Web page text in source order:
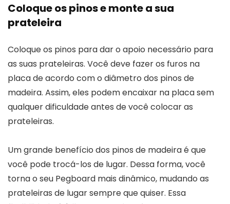
Coloque os pinos e monte a sua
prateleira
Coloque os pinos para dar o apoio necessário para
as suas prateleiras. Você deve fazer os furos na
placa de acordo com o diâmetro dos pinos de
madeira. Assim, eles podem encaixar na placa sem
qualquer dificuldade antes de você colocar as
prateleiras.
Um grande benefício dos pinos de madeira é que
você pode trocá-los de lugar. Dessa forma, você
torna o seu Pegboard mais dinâmico, mudando as
prateleiras de lugar sempre que quiser. Essa